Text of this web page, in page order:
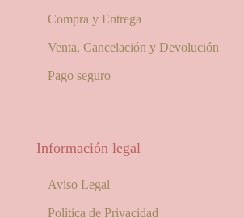
Compra y Entrega
Venta, Cancelación y Devolución
Pago seguro
Información legal
Aviso Legal
Política de Privacidad